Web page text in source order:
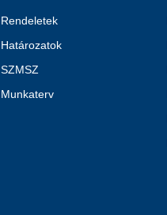
Rendeletek
Határozatok
SZMSZ
Munkaterv